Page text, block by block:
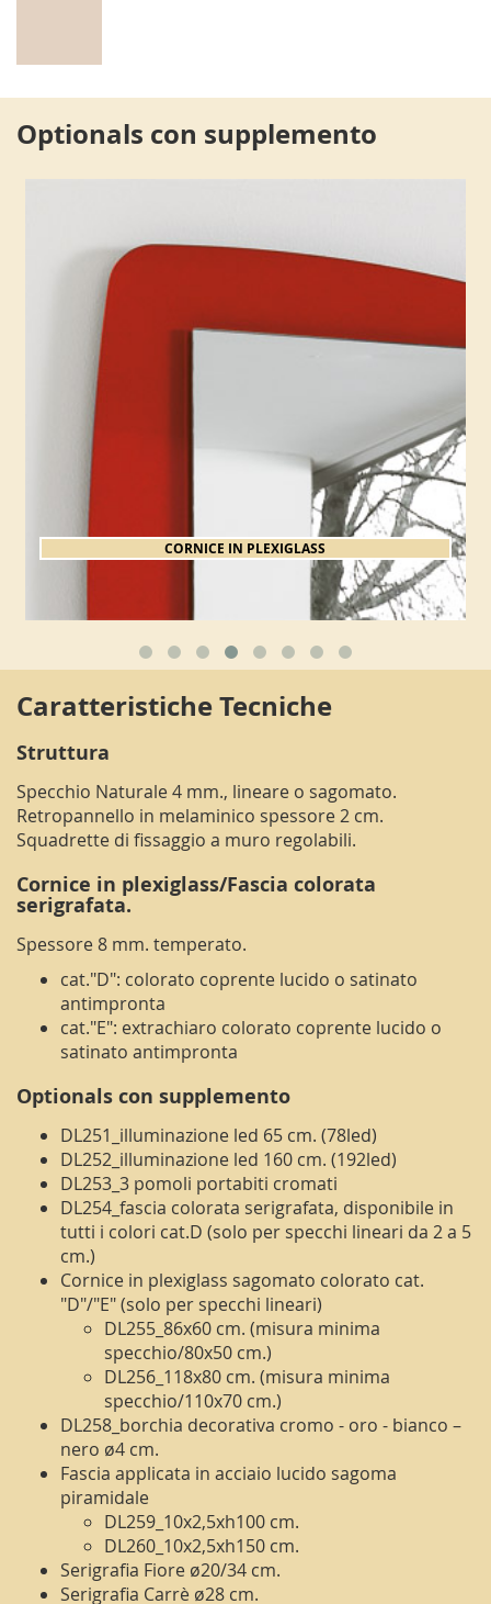
Optionals con supplemento
CORNICE IN PLEXIGLASS
Caratteristiche Tecniche
Struttura
Specchio Naturale 4 mm., lineare o sagomato.
Retropannello in melaminico spessore 2 cm.
Squadrette di fissaggio a muro regolabili.
Cornice in plexiglass/Fascia colorata
serigrafata.
Spessore 8 mm. temperato.
cat."D": colorato coprente lucido o satinato
antimpronta
cat."E": extrachiaro colorato coprente lucido o
satinato antimpronta
Optionals con supplemento
DL251_illuminazione led 65 cm. (78led)
DL252_illuminazione led 160 cm. (192led)
DL253_3 pomoli portabiti cromati
DL254_fascia colorata serigrafata, disponibile in
tutti i colori cat.D (solo per specchi lineari da 2 a 5
cm.)
Cornice in plexiglass sagomato colorato cat.
"D"/"E" (solo per specchi lineari)
DL255_86x60 cm. (misura minima
specchio/80x50 cm.)
DL256_118x80 cm. (misura minima
specchio/110x70 cm.)
DL258_borchia decorativa cromo - oro - bianco –
nero ø4 cm.
Fascia applicata in acciaio lucido sagoma
piramidale
DL259_10x2,5xh100 cm.
DL260_10x2,5xh150 cm.
Serigrafia Fiore ø20/34 cm.
Serigrafia Carrè ø28 cm.